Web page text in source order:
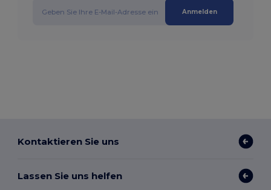
Anmelden
Kontaktieren Sie uns
Lassen Sie uns helfen